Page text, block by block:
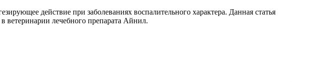
действие при заболеваниях воспалительного характера. Данная статья
лечебного препарата Айнил.